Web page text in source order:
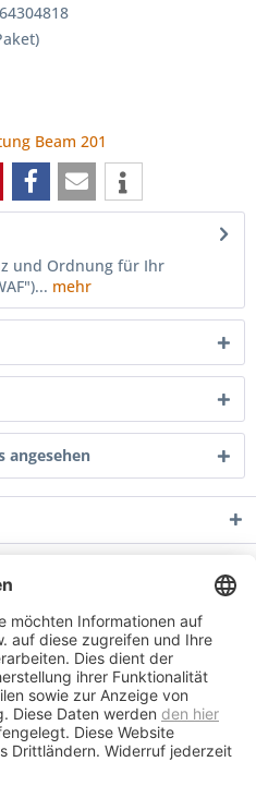
Beam 201
und Ordnung für Ihr
mehr
angesehen
zzgl.Versandkostenund ggf.
nicht anders beschrieben